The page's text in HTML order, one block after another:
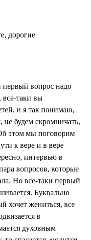
дорогие
первый вопрос надо
все-таки вы
и я так понимаю,
будем скромничать,
этом мы поговорим
к вере и в вере
интервью в
вопросов, которые
Но все-таки первый
Буквально
хочет жениться, все
в
духовным